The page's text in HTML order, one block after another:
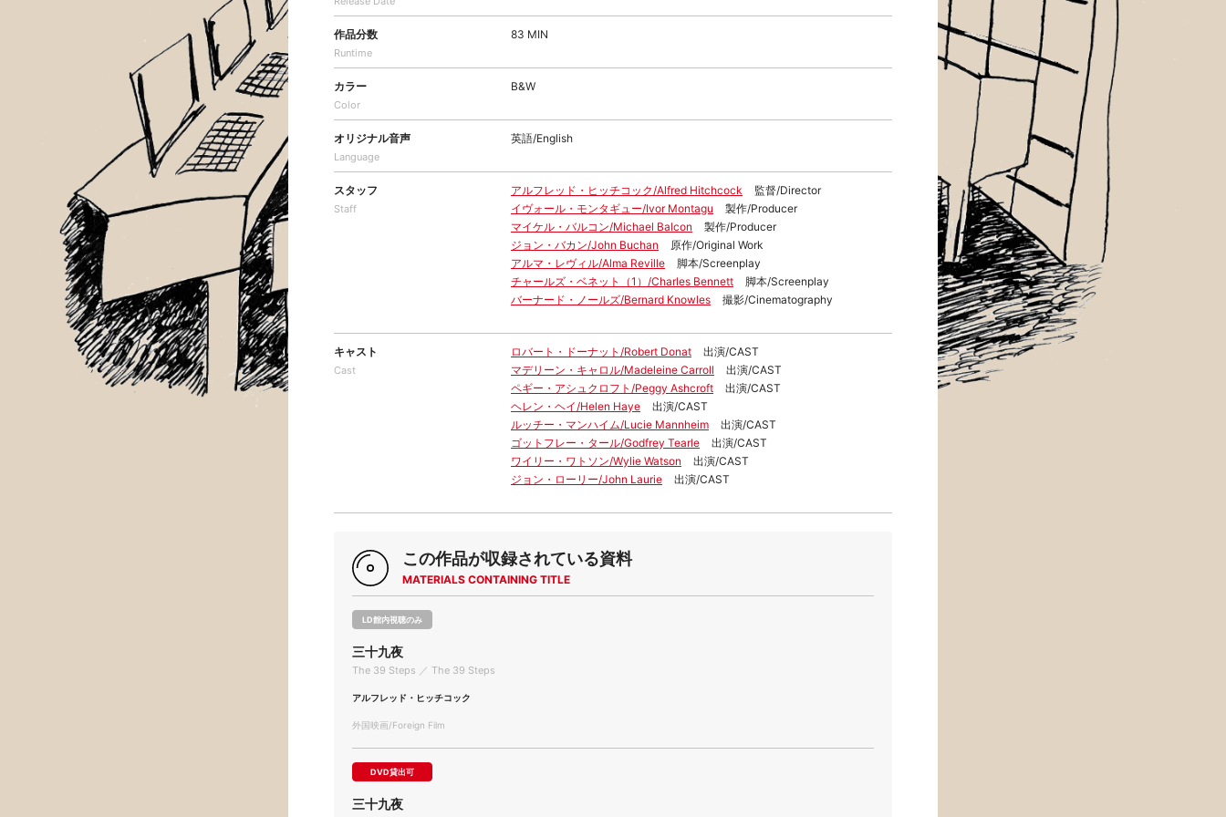
作品分数
Runtime
83 MIN
カラー
Color
B&W
オリジナル音声
Language
英語/English
スタッフ
Staff
アルフレッド・ヒッチコック/Alfred Hitchcock
監督/Director
イヴォール・モンタギュー/Ivor Montagu
製作/Producer
マイケル・バルコン/Michael Balcon
製作/Producer
ジョン・バカン/John Buchan
原作/Original Work
アルマ・レヴィル/Alma Reville
脚本/Screenplay
チャールズ・ベネット（1）/Charles Bennett
脚本/Screenplay
バーナード・ノールズ/Bernard Knowles
撮影/Cinematography
キャスト
Cast
ロバート・ドーナット/Robert Donat
出演/CAST
マデリーン・キャロル/Madeleine Carroll
出演/CAST
ペギー・アシュクロフト/Peggy Ashcroft
出演/CAST
ヘレン・ヘイ/Helen Haye
出演/CAST
ルッチー・マンハイム/Lucie Mannheim
出演/CAST
ゴットフレー・タール/Godfrey Tearle
出演/CAST
ワイリー・ワトソン/Wylie Watson
出演/CAST
ジョン・ローリー/John Laurie
出演/CAST
この作品が収録されている資料
MATERIALS CONTAINING TITLE
LD館内視聴のみ
三十九夜
The 39 Steps ／ The 39 Steps
アルフレッド・ヒッチコック
外国映画/Foreign Film
DVD貸出可
三十九夜